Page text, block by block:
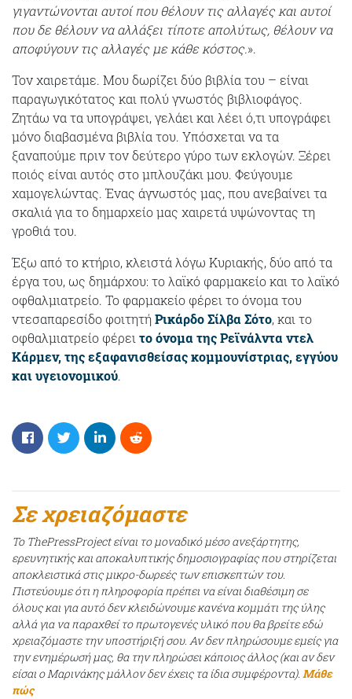
γιγαντώνονται αυτοί που θέλουν τις αλλαγές και αυτοί
που δε θέλουν να αλλάξει τίποτε απολύτως, θέλουν να
αποφύγουν τις αλλαγές με κάθε κόστος.».
Τον χαιρετάμε. Μου δωρίζει δύο βιβλία του – είναι
παραγωγικότατος και πολύ γνωστός βιβλιοφάγος.
Ζητάω να τα υπογράψει, γελάει και λέει ό,τι υπογράφει
μόνο διαβασμένα βιβλία του. Υπόσχεται να τα
ξαναπούμε πριν τον δεύτερο γύρο των εκλογών. Ξέρει
ποιός είναι αυτός στο μπλουζάκι μου. Φεύγουμε
χαμογελώντας. Ένας άγνωστός μας, που ανεβαίνει τα
σκαλιά για το δημαρχείο μας χαιρετά υψώνοντας τη
γροθιά του.
Έξω από το κτήριο, κλειστά λόγω Κυριακής, δύο από τα
έργα του, ως δημάρχου: το λαϊκό φαρμακείο και το λαϊκό
οφθαλμιατρείο. Το φαρμακείο φέρει το όνομα του
ντεσαπαρεσίδο φοιτητήΡικάρδο Σίλβα Σότο, και το
οφθαλμιατρείο φέρει το όνομα της Ρεϊνάλντα ντελ
Κάρμεν, της εξαφανισθείσας κομμουνίστριας, εγγύου
και υγειονομικού.
Σε χρειαζόμαστε
Το ThePressProject είναι το μοναδικό μέσο ανεξάρτητης,
ερευνητικής και αποκαλυπτικής δημοσιογραφίας που στηρίζεται
αποκλειστικά στις μικρο-δωρεές των επισκεπτών του.
Πιστεύουμε ότι η πληροφορία πρέπει να είναι διαθέσιμη σε
όλους και για αυτό δεν κλειδώνουμε κανένα κομμάτι της ύλης
αλλά για να παραχθεί το πρωτογενές υλικό που θα βρείτε εδώ
χρειαζόμαστε την υποστήριξή σου. Αν δεν πληρώσουμε εμείς για
την ενημέρωσή μας, θα την πληρώσει κάποιος άλλος (και αν δεν
είσαι ο Μαρινάκης μάλλον δεν έχεις τα ίδια συμφέροντα). Μάθε
πώς